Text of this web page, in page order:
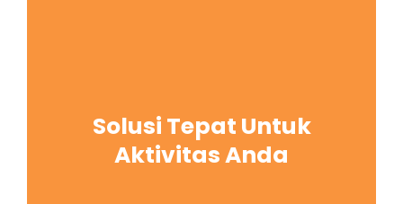
Solusi Tepat Untuk
Aktivitas Anda